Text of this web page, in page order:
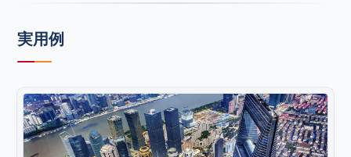
弾力性を保ちます。350°F（177°C）までの短期間、断続
高温・低温環境下でのガンや工具の使用が容易
40°F (4°C)の低温で塗布可能です。基材表面は
50°C（122°F）以下である必要があります。
ほとんどの無孔質基材や仕上げ材にプライマーレスで接着
する。
ブロンズ
シャンパーニュ
20floz（591.5ml）ホイルソーセージパック
2ガロン（7.6L）プラスチックペール缶
実用例